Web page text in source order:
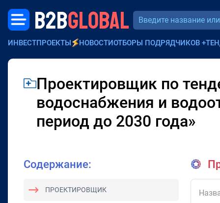
B2BGLOBAL
ИНВЕСТПРОЕКТЫ НОВОСТИОТБОРЫ ПОДРЯДЧИКОВ +
Проектировщик по
водоснабжения и
период до 2030 года»
Содержание:
ПРОЕКТИРОВЩИК